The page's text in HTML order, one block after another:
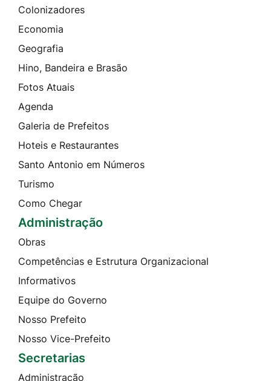
Colonizadores
Economia
Geografia
Hino, Bandeira e Brasão
Fotos Atuais
Agenda
Galeria de Prefeitos
Hoteis e Restaurantes
Santo Antonio em Números
Turismo
Como Chegar
Administração
Obras
Competências e Estrutura Organizacional
Informativos
Equipe do Governo
Nosso Prefeito
Nosso Vice-Prefeito
Secretarias
Administração